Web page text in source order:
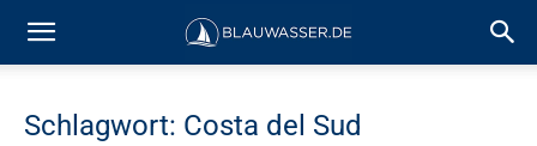
Schlagwort: Costa del Sud